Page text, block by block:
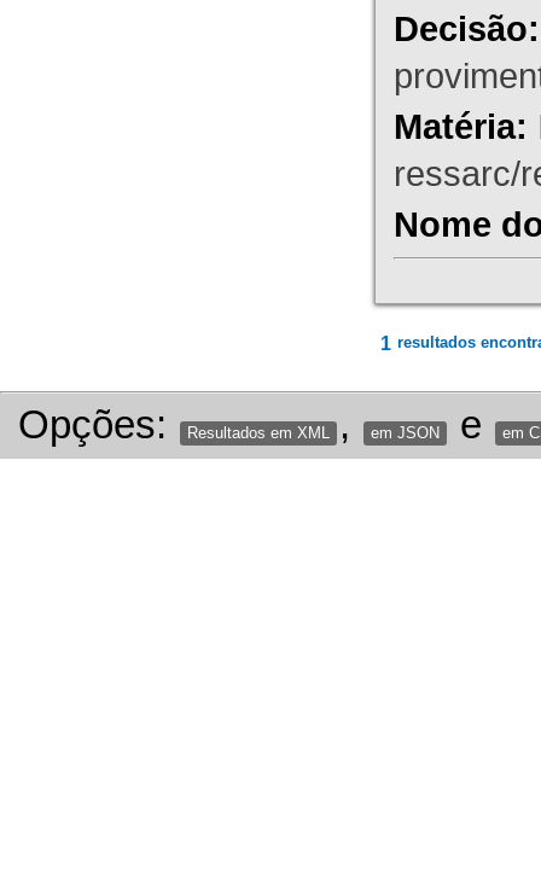
Decisão:
Matéria:
ressarc/
Nome
1 resultados
Opções: Resultados em XML , em JSON e em